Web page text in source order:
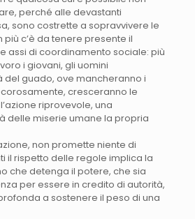
perché alle devastanti
sono costrette a sopravvivere le
c’è da tenere presente il
assi di coordinamento sociale: più
i giovani, gli uomini
guado, ove mancheranno i
cresceranno le
riprovevole, una
delle miserie umane la propria
non promette niente di
il rispetto delle regole implica la
che detenga il potere, che sia
per essere in credito di autorità,
a sostenere il peso di una